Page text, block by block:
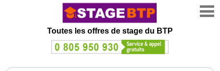
Toutes les offres de stage du BTP